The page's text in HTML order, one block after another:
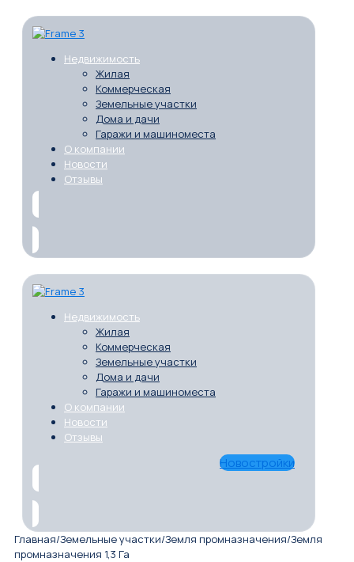
Недвижимость
Жилая
Коммерческая
Земельные участки
Дома и дачи
Гаражи и машиноместа
О компании
Новости
Отзывы
Недвижимость
Жилая
Коммерческая
Земельные участки
Дома и дачи
Гаражи и машиноместа
О компании
Новости
Отзывы
Новостройки
Главная/Земельные участки/Земля промназначения/Земля
промназначения 1,3 Га